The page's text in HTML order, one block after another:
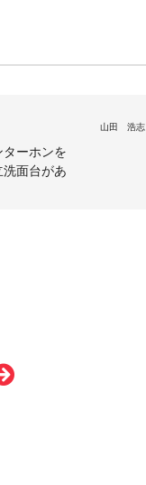
ーホンを
面台があ
山田 浩志